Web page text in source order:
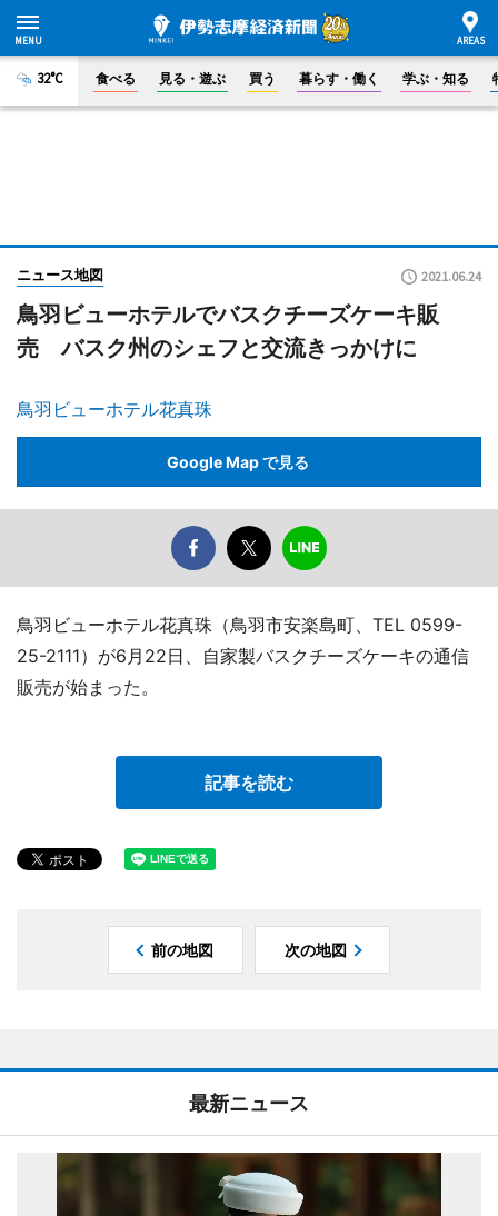
32°C 食べる 見る・遊ぶ 買う 暮らす・働く 学ぶ・知る
ニュース地図 2021.06.24
鳥羽ビューホテルでバスクチーズケーキ販
売 バスク州のシェフと交流きっかけに
鳥羽ビューホテル花真珠
Google Map で見る
鳥羽ビューホテル花真珠（鳥羽市安楽島町、TEL 0599-
25-2111）が6月22日、自家製バスクチーズケーキの通信
販売が始まった。
記事を読む
前の地図 次の地図
最新ニュース